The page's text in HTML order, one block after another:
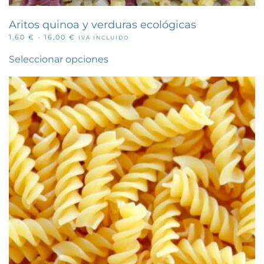
Aritos quinoa y verduras ecológicas
1,60 € - 16,00 €
RANGO
PRECIOS:
DESDE
HASTA
16,00 €
IVA INCLUIDO
Seleccionar opcionesproducto
múltiples
variantes.
Las
opciones
se
pueden
elegir
en
la
página
de
producto